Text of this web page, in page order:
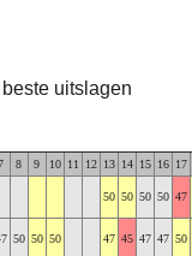
uitslagen
8 9 10 11 12 13 14 15 16 17
50 50 50 50 47
50 50 50 47 45 47 47 50